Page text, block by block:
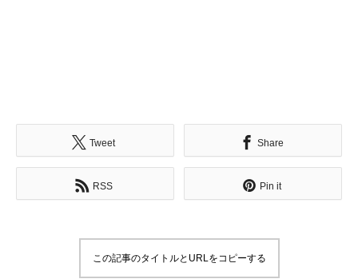
Tweet Share
RSS Pin it
この記事のタイトルとURLをコピーする